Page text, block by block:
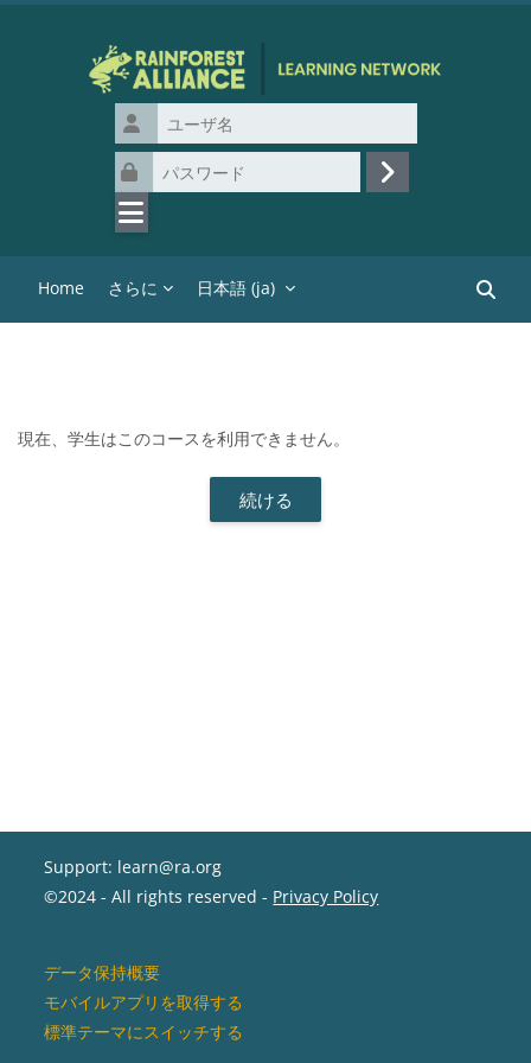
ユーザ名
パスワード
ログイン
Home さらに 日本語 ‎(ja)‎
コー
現在、学生はこのコースを利用できません。
続ける
Support: learn@ra.org
©2024 - All rights reserved - Privacy Policy
データ保持概要
モバイルアプリを取得する
標準テーマにスイッチする